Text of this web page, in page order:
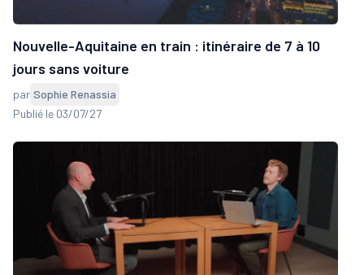
Nouvelle-Aquitaine en train : itinéraire de 7 à 10
jours sans voiture
par Sophie Renassia
Publié le 03/07/27